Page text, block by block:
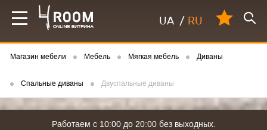
UA / RU
Магазин мебели Мебель Мягкая мебель Диваны
Спальные диваны Двуспальные диваны
Работаем с 10:00 до 20:00 без выходных.